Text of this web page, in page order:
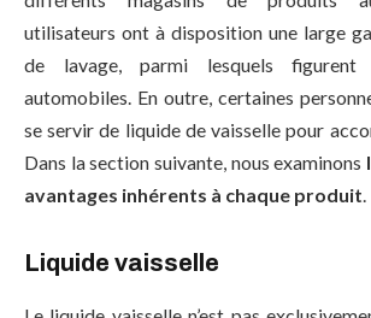
utilisateurs ont à disposition une large
de lavage, parmi lesquels figurent
automobiles. En outre, certaines
se servir de liquide de vaisselle pour
Dans la section suivante, nous examinons
avantages inhérents à chaque produit.
Liquide vaisselle